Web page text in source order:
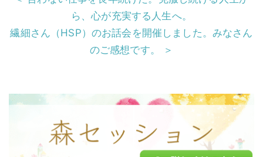
o
o
k
ら、心が充実する人生へ。
繊細さん（HSP）のお話会を開催しました。みなさん
のご感想です。 ＞